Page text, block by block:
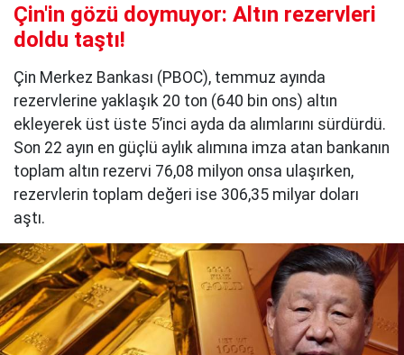
Çin'in gözü doymuyor: Altın rezervleri
doldu taştı!
Çin Merkez Bankası (PBOC), temmuz ayında
rezervlerine yaklaşık 20 ton (640 bin ons) altın
ekleyerek üst üste 5’inci ayda da alımlarını sürdürdü.
Son 22 ayın en güçlü aylık alımına imza atan bankanın
toplam altın rezervi 76,08 milyon onsa ulaşırken,
rezervlerin toplam değeri ise 306,35 milyar doları
aştı.